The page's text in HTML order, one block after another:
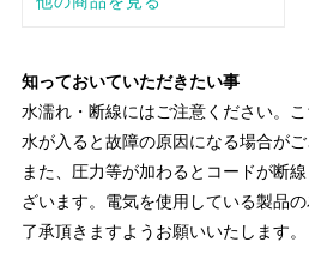
知っておいていただきたい事
水濡れ・断線にはご注意ください。
水が入ると故障の原因になる場合がご
また、圧力等が加わるとコードが断
ざいます。電気を使用している製品
了承頂きますようお願いいたします。